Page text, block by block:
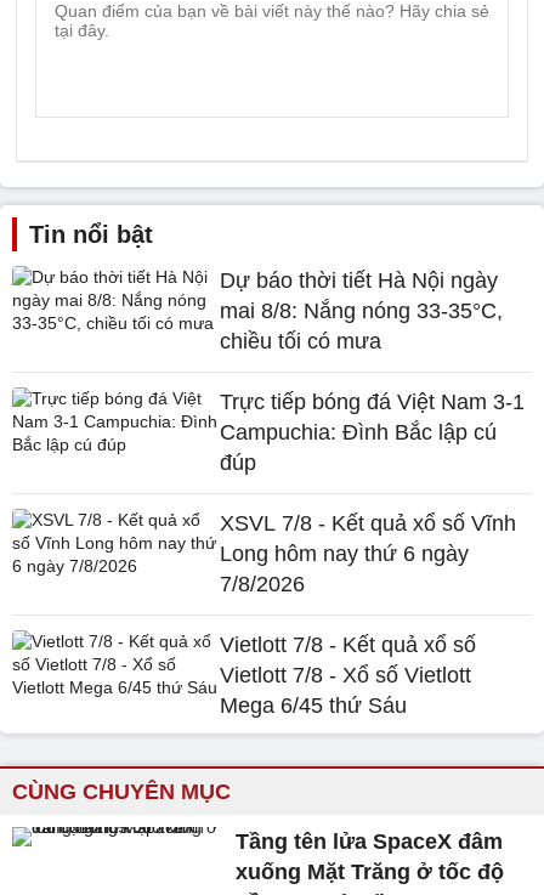
Tin nổi bật
Dự báo thời tiết Hà Nội ngày
mai 8/8: Nắng nóng 33-35°C,
chiều tối có mưa
Trực tiếp bóng đá Việt Nam 3-1
Campuchia: Đình Bắc lập cú
đúp
XSVL 7/8 - Kết quả xổ số Vĩnh
Long hôm nay thứ 6 ngày
7/8/2026
Vietlott 7/8 - Kết quả xổ số
Vietlott 7/8 - Xổ số Vietlott
Mega 6/45 thứ Sáu
CÙNG CHUYÊN MỤC
Tầng tên lửa SpaceX đâm
xuống Mặt Trăng ở tốc độ